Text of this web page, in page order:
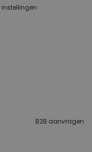
instellingen
B2B aanvragen